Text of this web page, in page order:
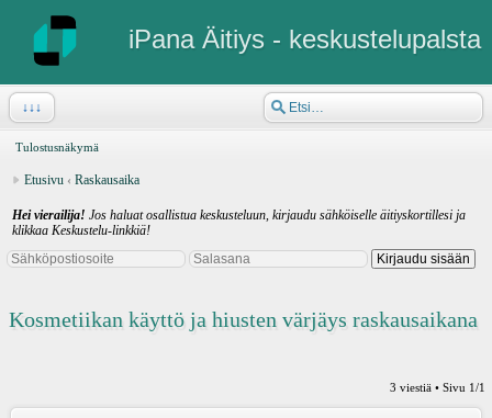
iPana Äitiys - keskustelupalsta
↓↓↓
Tulostusnäkymä
Etusivu ‹ Raskausaika
Hei vierailija! Jos haluat osallistua keskusteluun, kirjaudu sähköiselle äitiyskortillesi ja
klikkaa Keskustelu-linkkiä!
Kosmetiikan käyttö ja hiusten värjäys raskausaikana
3 viestiä • Sivu 1/1